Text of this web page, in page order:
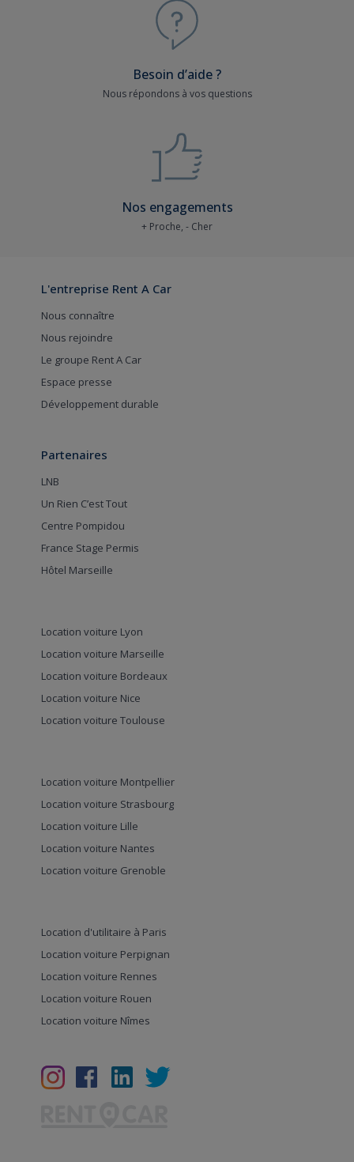
Besoin d’aide ?
Nous répondons à vos questions
Nos engagements
+ Proche, - Cher
L'entreprise Rent A Car
Nous connaître
Nous rejoindre
Le groupe Rent A Car
Espace presse
Développement durable
Partenaires
LNB
Un Rien C’est Tout
Centre Pompidou
France Stage Permis
Hôtel Marseille
Location voiture Lyon
Location voiture Marseille
Location voiture Bordeaux
Location voiture Nice
Location voiture Toulouse
Location voiture Montpellier
Location voiture Strasbourg
Location voiture Lille
Location voiture Nantes
Location voiture Grenoble
Location d'utilitaire à Paris
Location voiture Perpignan
Location voiture Rennes
Location voiture Rouen
Location voiture Nîmes